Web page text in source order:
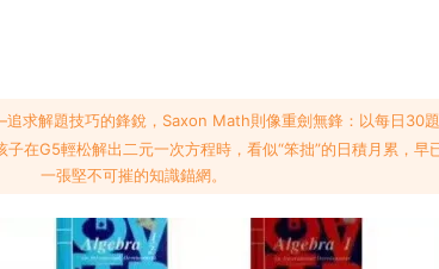
求解題技巧的鋒銳，Saxon Math則像重劍無鋒​：以每日30
在G5輕松解出二元一次方程時，看似“笨拙”的日積月累，早
一張堅不可摧的知識錨網。